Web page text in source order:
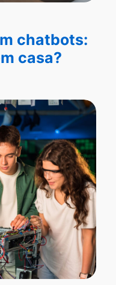
chatbots:
casa?